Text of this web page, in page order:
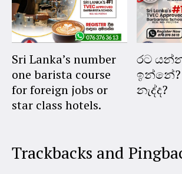
Sri Lanka’s number
one barista course
for foreign jobs or
star class hotels.
රට
ඉන්නේ?
නැද්ද?
Trackbacks and